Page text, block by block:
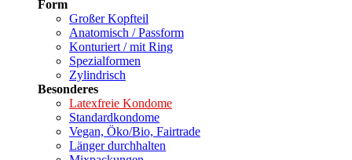
Form
Großer Kopfteil
Anatomisch / Passform
Konturiert / mit Ring
Spezialformen
Zylindrisch
Besonderes
Latexfreie Kondome
Standardkondome
Vegan, Öko/Bio, Fairtrade
Länger durchhalten